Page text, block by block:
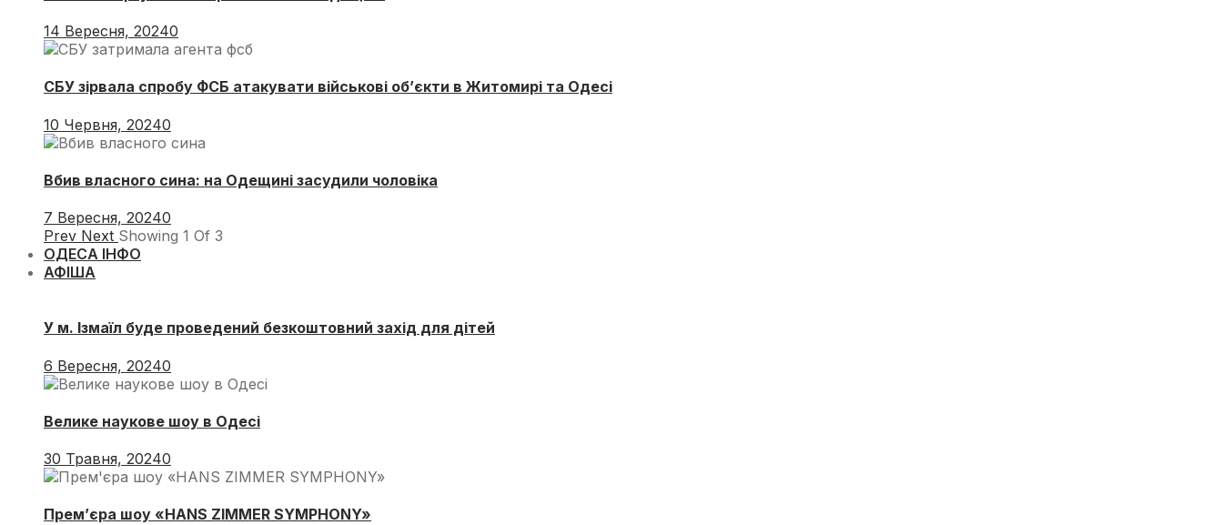
14 Вересня, 20240
СБУ зірвала спробу ФСБ атакувати військові об’єкти в Житомирі та Одесі
10 Червня, 20240
Вбив власного сина: на Одещині засудили чоловіка
7 Вересня, 20240
Prev Next Showing 1 Of 3
ОДЕСА ІНФО
АФІША
У м. Ізмаїл буде проведений безкоштовний захід для дітей
6 Вересня, 20240
Велике наукове шоу в Одесі
30 Травня, 20240
Прем’єра шоу «HANS ZIMMER SYMPHONY»